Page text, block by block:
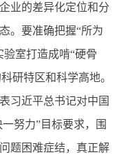
业的差异化定位和分
。要准确把握“所为
室打造成啃“硬骨
研特区和科学高地。
习近平总书记对中国
努力”目标要求，围
题困难症结，真正解